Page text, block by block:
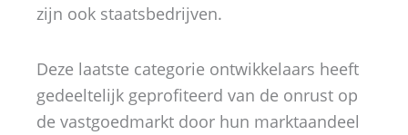
zijn ook staatsbedrijven.
Deze laatste categorie ontwikkelaars heeft
gedeeltelijk geprofiteerd van de onrust op
de vastgoedmarkt door hun marktaandeel